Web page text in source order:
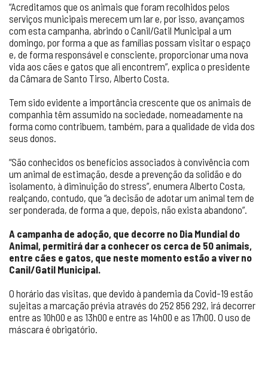
“Acreditamos que os animais que foram recolhidos pelos
serviços municipais merecem um lar e, por isso, avançamos
com esta campanha, abrindo o Canil/Gatil Municipal a um
domingo, por forma a que as famílias possam visitar o espaço
e, de forma responsável e consciente, proporcionar uma nova
vida aos cães e gatos que ali encontrem”, explica o presidente
da Câmara de Santo Tirso, Alberto Costa.
Tem sido evidente a importância crescente que os animais de
companhia têm assumido na sociedade, nomeadamente na
forma como contribuem, também, para a qualidade de vida dos
seus donos.
“São conhecidos os benefícios associados à convivência com
um animal de estimação, desde a prevenção da solidão e do
isolamento, à diminuição do stress”, enumera Alberto Costa,
realçando, contudo, que “a decisão de adotar um animal tem de
ser ponderada, de forma a que, depois, não exista abandono”.
A campanha de adoção, que decorre no Dia Mundial do
Animal, permitirá dar a conhecer os cerca de 50 animais,
entre cães e gatos, que neste momento estão a viver no
Canil/Gatil Municipal.
O horário das visitas, que devido à pandemia da Covid-19 estão
sujeitas a marcação prévia através do 252 856 292, irá decorrer
entre as 10h00 e as 13h00 e entre as 14h00 e as 17h00. O uso de
máscara é obrigatório.